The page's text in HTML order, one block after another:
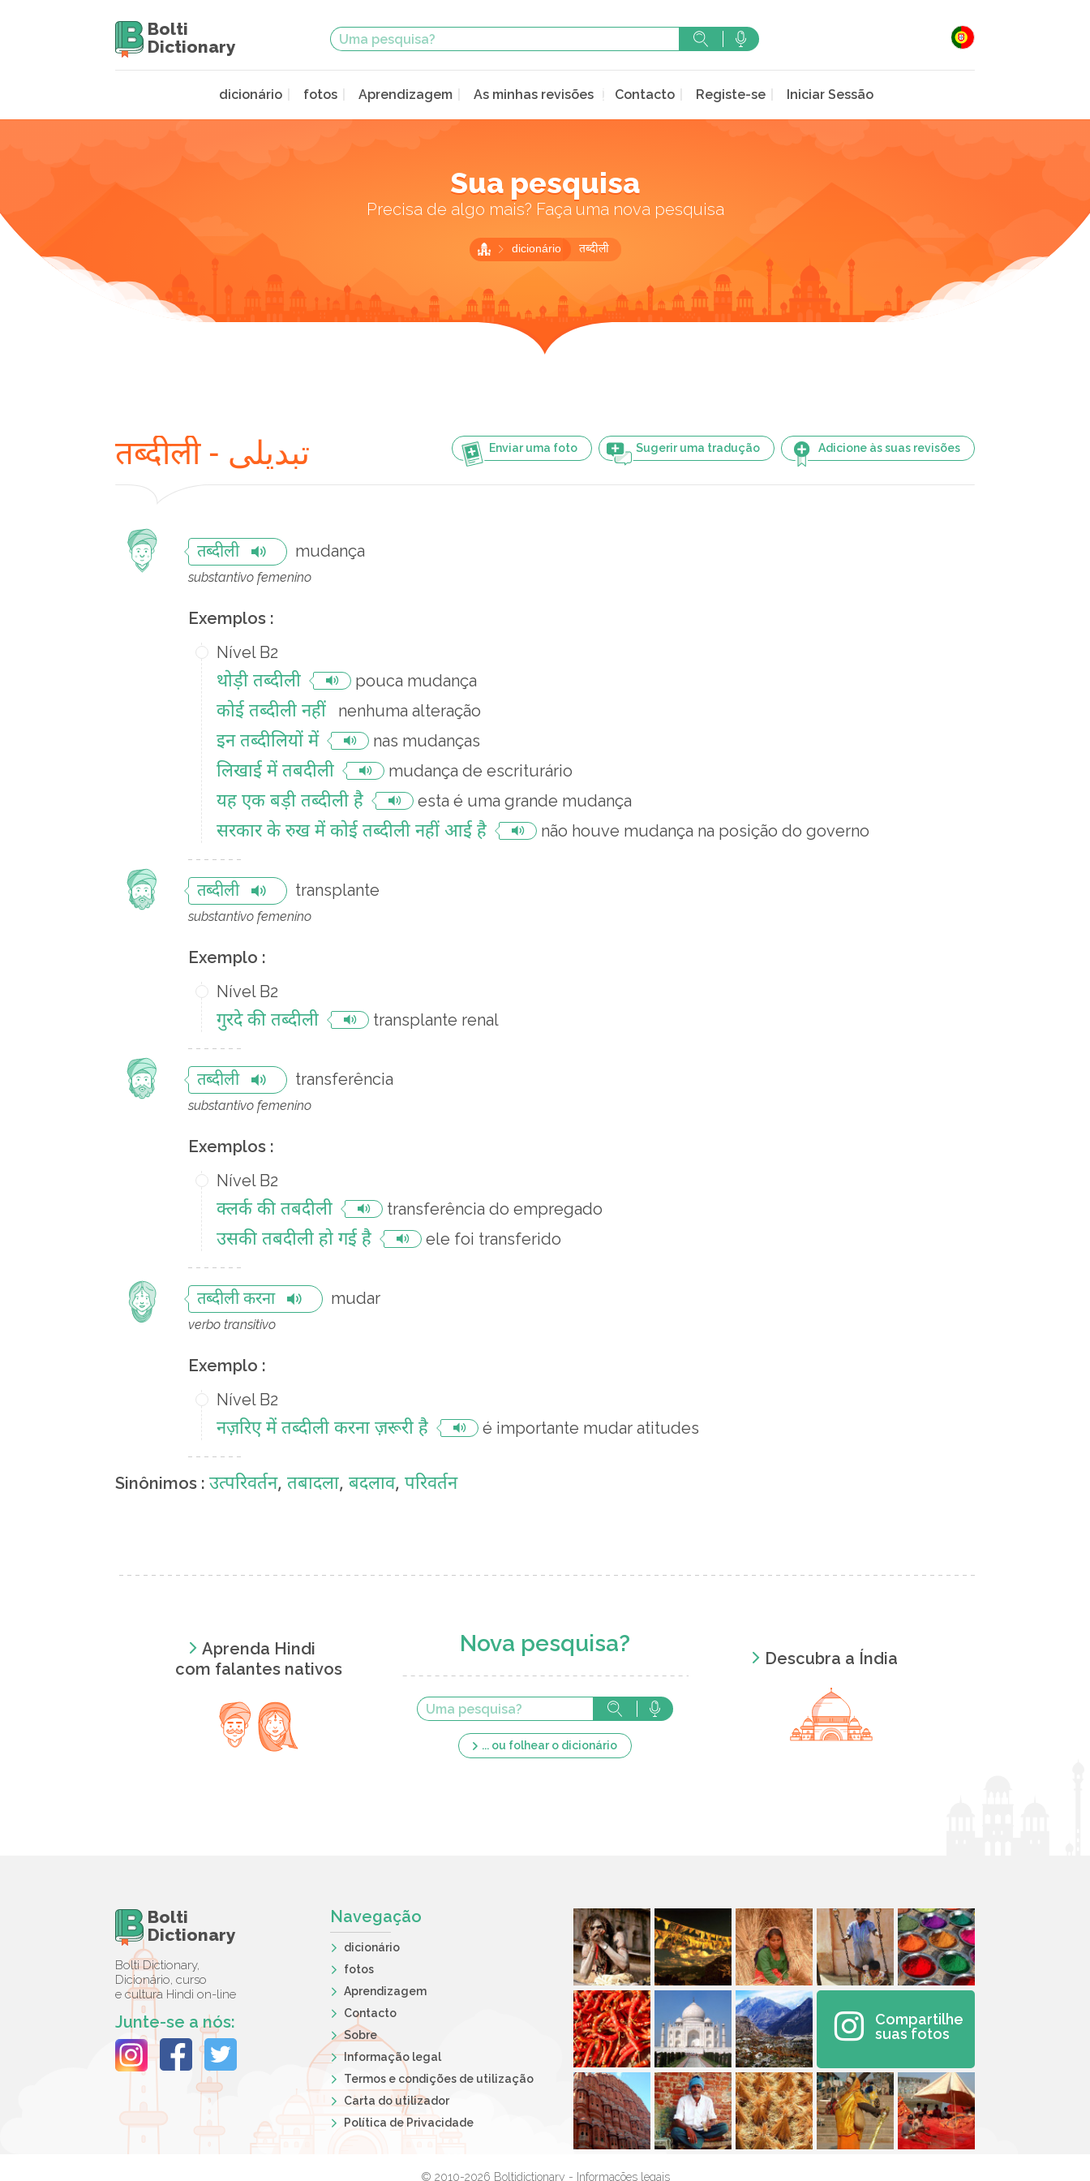
Bolti
Dictionary
dicionário fotos Aprendizagem As minhas revisões Contacto Registe-se Iniciar Sessão
Sua pesquisa
Precisa de algo mais? Faça uma nova pesquisa
dicionário तब्दीली
Enviar uma foto Sugerir uma tradução Adicione às suas revisões तब्दीली - تبدیلی
तब्दीली mudança
substantivo femenino
Exemplos :
Nível B2
थोड़ी तब्दीली pouca mudança
कोई तब्दीली नहीं nenhuma alteração
इन तब्दीलियों में nas mudanças
लिखाई में तबदीली mudança de escriturário
यह एक बड़ी तब्दीली है esta é uma grande mudança
सरकार के रुख में कोई तब्दीली नहीं आई है não houve mudança na posição do governo
तब्दीली transplante
substantivo femenino
Exemplo :
Nível B2
गुरदे की तब्दीली transplante renal
तब्दीली transferência
substantivo femenino
Exemplos :
Nível B2
क्लर्क की तबदीली transferência do empregado
उसकी तबदीली हो गई है ele foi transferido
तब्दीली करना mudar
verbo transitivo
Exemplo :
Nível B2
नज़रिए में तब्दीली करना ज़रूरी है é importante mudar atitudes
Sinônimos : उत्परिवर्तन, तबादला, बदलाव, परिवर्तन
Aprenda Hindi
com falantes nativos
Nova pesquisa?
... ou folhear o dicionário
Descubra a Índia
Bolti
Dictionary
Bolti Dictionary,
Dicionário, curso
e cultura Hindi on-line
Junte-se a nós:
Navegação
dicionário
fotos
Aprendizagem
Contacto
Sobre
Informação legal
Termos e condições de utilização
Carta do utilizador
Política de Privacidade
Compartilhe
suas fotos
© 2010-2026 Boltidictionary - Informações legais